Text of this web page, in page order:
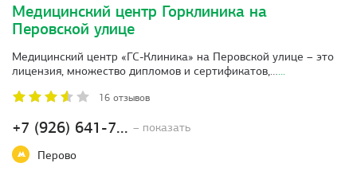
Медицинский центр Горклиника на
Перовской улице
+7 (926) 641-7... – показать
Перово
Медицинский центр «ГС-Клиника» на Перовской улице – это
лицензия, множество дипломов и сертификатов,…...
16 отзывов